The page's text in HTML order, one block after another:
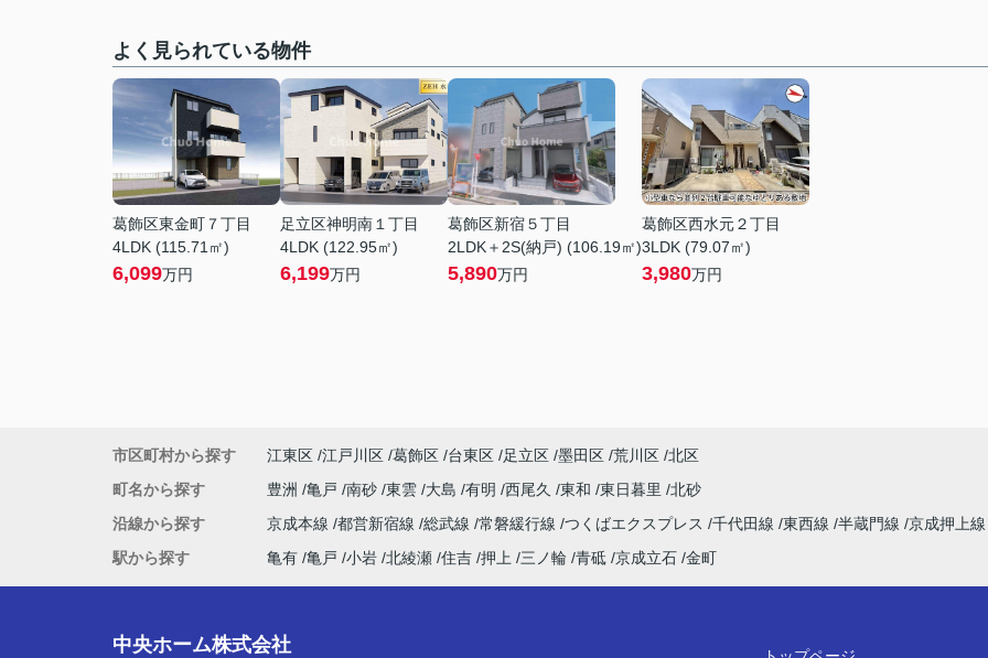
よく見られている物件
葛飾区東金町７丁目
4LDK (115.71㎡)
6,099万円
足立区神明南１丁目
4LDK (122.95㎡)
6,199万円
葛飾区新宿５丁目
2LDK＋2S(納戸) (106.19㎡)
5,890万円
葛飾区西水元２丁目
3LDK (79.07㎡)
3,980万円
市区町村から探す 江東区 江戸川区 葛飾区 台東区 足立区 墨田区 荒川区 北区
町名から探す
豊洲 亀戸 南砂 東雲 大島 有明 西尾久 東和 東日暮里
北砂
沿線から探す
京成本線 都営新宿線 総武線 常磐緩行線 つくばエクスプレス 千代田線 東西線 半蔵門線 京成押上
駅から探す
亀有 亀戸 小岩 北綾瀬 住吉 押上 三ノ輪 青砥 京成立石 金町
中央ホーム株式会社